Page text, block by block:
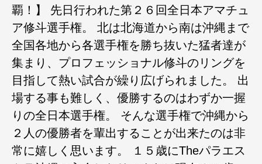
覇！】 先日行われた第２６回全日本アマチュ
ア修斗選手権。 北は北海道から南は沖縄まで
全国各地から各選手権を勝ち抜いた猛者達が
集まり、プロフェッショナル修斗のリングを
目指して熱い試合が繰り広げられました。 出
場する事も難しく、優勝するのはわずか一握
りの全日本選手権。 そんな選手権で沖縄から
２人の優勝者を輩出することが出来たのは非
常に嬉しく思います。 １５歳にTheパラエス